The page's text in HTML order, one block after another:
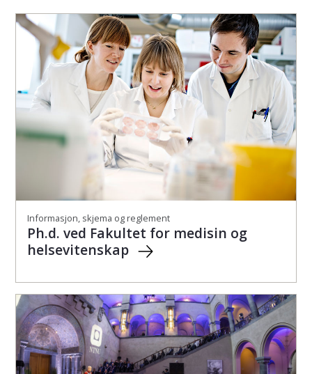
Informasjon, skjema og reglement
Ph.d. ved Fakultet for medisin og
helsevitenskap